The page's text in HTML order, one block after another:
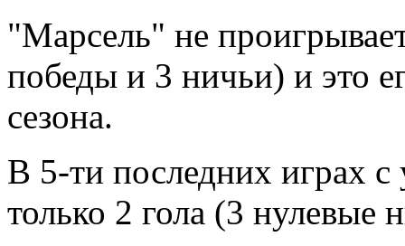
"Марсель" не
победы и 3 ничьи) и это
сезона.
В 5-ти последних играх
только 2 гола (3 нулевые